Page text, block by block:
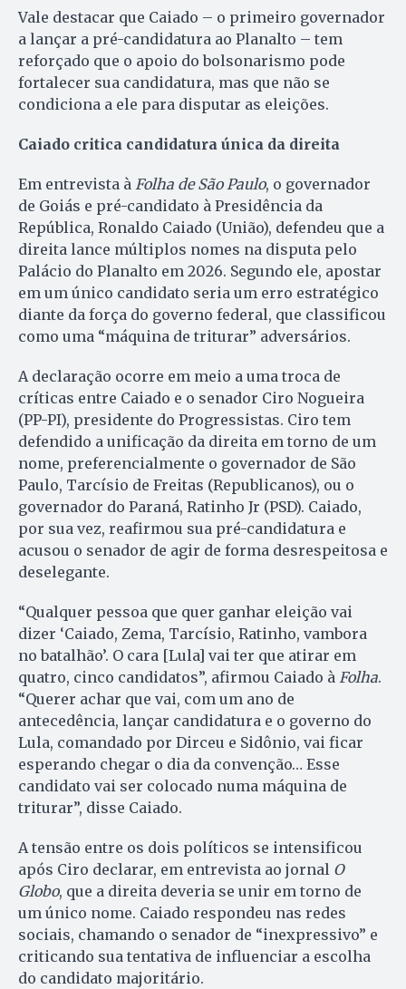
Vale destacar que Caiado – o primeiro governador
a lançar a pré-candidatura ao Planalto – tem
reforçado que o apoio do bolsonarismo pode
fortalecer sua candidatura, mas que não se
condiciona a ele para disputar as eleições.
Caiado critica candidatura única da direita
Em entrevista à Folha de São Paulo, o governador
de Goiás e pré-candidato à Presidência da
República, Ronaldo Caiado (União), defendeu que a
direita lance múltiplos nomes na disputa pelo
Palácio do Planalto em 2026. Segundo ele, apostar
em um único candidato seria um erro estratégico
diante da força do governo federal, que classificou
como uma “máquina de triturar” adversários.
A declaração ocorre em meio a uma troca de
críticas entre Caiado e o senador Ciro Nogueira
(PP-PI), presidente do Progressistas. Ciro tem
defendido a unificação da direita em torno de um
nome, preferencialmente o governador de São
Paulo, Tarcísio de Freitas (Republicanos), ou o
governador do Paraná, Ratinho Jr (PSD). Caiado,
por sua vez, reafirmou sua pré-candidatura e
acusou o senador de agir de forma desrespeitosa e
deselegante.
“Qualquer pessoa que quer ganhar eleição vai
dizer ‘Caiado, Zema, Tarcísio, Ratinho, vambora
no batalhão’. O cara [Lula] vai ter que atirar em
quatro, cinco candidatos”, afirmou Caiado à Folha.
“Querer achar que vai, com um ano de
antecedência, lançar candidatura e o governo do
Lula, comandado por Dirceu e Sidônio, vai ficar
esperando chegar o dia da convenção… Esse
candidato vai ser colocado numa máquina de
triturar”, disse Caiado.
A tensão entre os dois políticos se intensificou
após Ciro declarar, em entrevista ao jornal O
Globo, que a direita deveria se unir em torno de
um único nome. Caiado respondeu nas redes
sociais, chamando o senador de “inexpressivo” e
criticando sua tentativa de influenciar a escolha
do candidato majoritário.